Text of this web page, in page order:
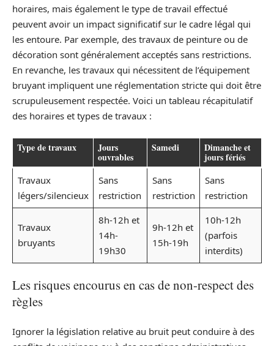
horaires, mais également le type de travail effectué
peuvent avoir un impact significatif sur le cadre légal qui
les entoure. Par exemple, des travaux de peinture ou de
décoration sont généralement acceptés sans restrictions.
En revanche, les travaux qui nécessitent de l’équipement
bruyant impliquent une réglementation stricte qui doit être
scrupuleusement respectée. Voici un tableau récapitulatif
des horaires et types de travaux :
Type de travaux Jours
ouvrables
Samedi Dimanche et
jours fériés
Travaux
légers/silencieux
Sans
restriction
Sans
restriction
Sans
restriction
Travaux
bruyants
8h-12h et
14h-
19h30
9h-12h et
15h-19h
10h-12h
(parfois
interdits)
Les risques encourus en cas de non-respect des
règles
Ignorer la législation relative au bruit peut conduire à des